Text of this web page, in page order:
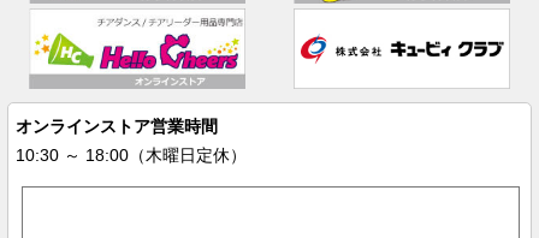
オンラインストア営業時間
10:30 ～ 18:00（木曜日定休）